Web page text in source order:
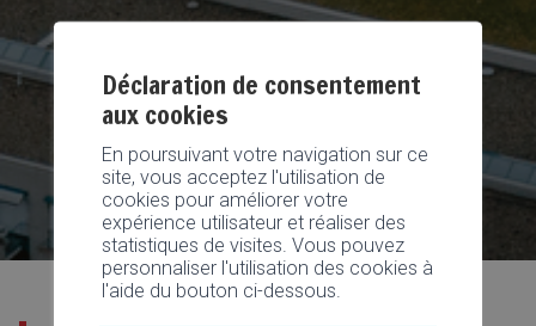
Déclaration de consentement
aux cookies
En poursuivant votre navigation sur ce
site, vous acceptez l'utilisation de
cookies pour améliorer votre
expérience utilisateur et réaliser des
statistiques de visites. Vous pouvez
personnaliser l'utilisation des cookies à
l'aide du bouton ci-dessous.